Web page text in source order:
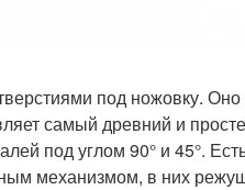
под ножовку.
самый древний и
под углом 90° и 45°.
механизмом, в них